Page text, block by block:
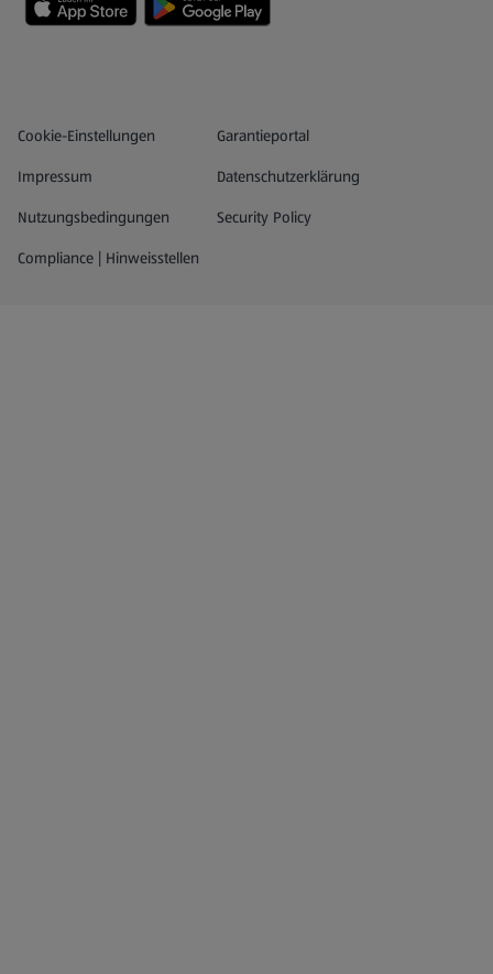
Datenschutz- und Richtlinienmenü
Cookie-Einstellungen Garantieportal
(öffnet in einem neuen Tab)
Impressum
Datenschutzerklärung
Nutzungsbedingungen
Security Policy
Compliance | Hinweisstellen